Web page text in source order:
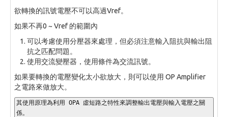
欲轉換的訊號電壓不可以高過Vref。
如果不再0 ~ Vref 的範圍內
可以考慮使用分壓器來處理，但必須注意輸入阻抗與輸出阻
抗之匹配問題。
使用交流變壓器，使用條件為交流訊號。
如果要轉換的電壓變化太小欲放大，則可以使用 OP Amplifier
之電路來做放大。
其使用原理為利用 OPA 虛短路之特性來調整輸出電壓與輸入電壓之關
係。